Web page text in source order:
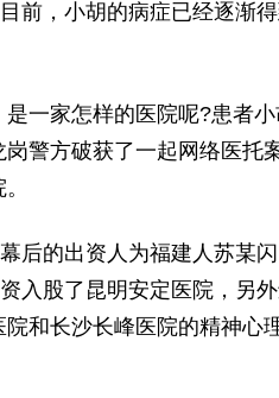
前，小胡的病症已经逐渐得
一家怎样的医院呢?患者小
警方破获了一起网络医托
后的出资人为福建人苏某
入股了昆明安定医院，另
和长沙长峰医院的精神心